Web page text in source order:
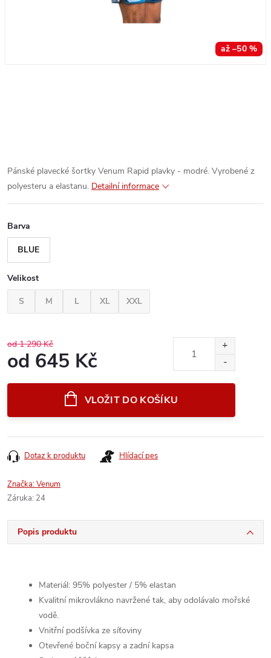
až –50 %
Pánské plavecké šortky Venum Rapid plavky - modré. Vyrobené z
polyesteru a elastanu. Detailní informace
Barva
BLUE
Velikost
S
M L XL XXL
od 1 290 Kč
od 645 Kč
VLOŽIT DO KOŠÍKU
Dotaz k produktu Hlídací pes
Značka:Venum
Záruka: 24
Popis produktu
Materiál: 95% polyester / 5% elastan
Kvalitní mikrovlákno navržené tak, aby odolávalo mořské
vodě.
Vnitřní podšívka ze síťoviny
Otevřené boční kapsy a zadní kapsa